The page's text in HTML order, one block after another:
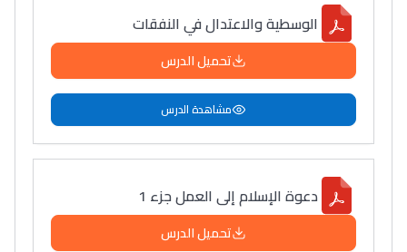
الوسطية والاعتدال في النفقات
تحميل الدرس
مشاهدة الدرس
دعوة الإسلام إلى العمل جزء 1
تحميل الدرس